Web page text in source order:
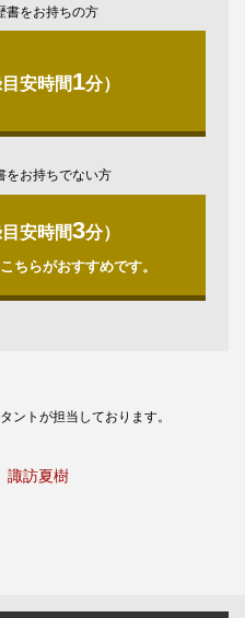
書をお持ちの方
安時間1分）
をお持ちでない方
安時間3分）
ちらがおすすめです。
ントが担当しております。
諏訪夏樹